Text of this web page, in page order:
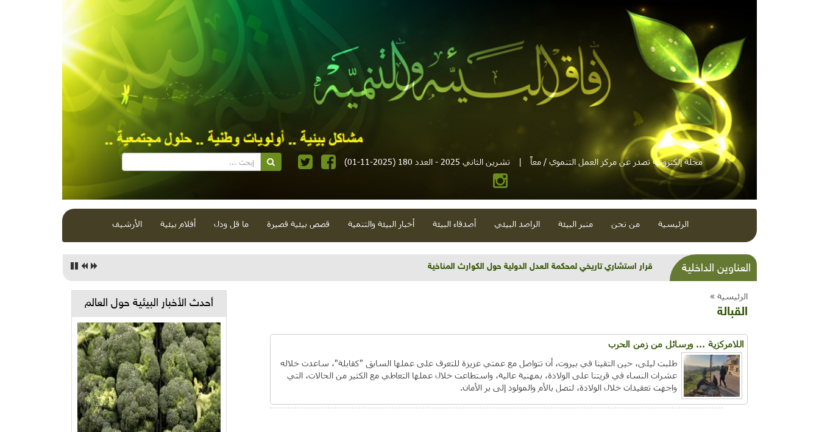
مجلة إلكترونية تصدر عن مركز العمل التنموي / معاً | تشرين الثاني 2025 - العدد 180 (2025-11-01)
الرئيسية من نحن منبر البيئة الراصد البيئي أصدقاء البيئة أخبار البيئة والتنمية قصص بيئية قصيرة ما قل ودل أفلام بيئية الأرشيف
العناوين الداخلية شذرات بيئية وتنموية...بنية تحتية وحلويات قبيحة وحاكورة ونوبل وزيتون و"سيباط"
الرئيسية »
القبالة
اللامركزية ... ورسائل من زمن الحرب
طلبت ليلى، حين التقينا في بيروت، أن تتواصل مع عمتي عزيزة للتعرف على عملها السابق "كقابلة"، ساعدت خلاله
عشرات النساء في قريتنا على الولادة، بمهنية عالية، واستطاعت خلال عملها التعاطي مع الكثير من الحالات، التي
واجهت تعقيدات خلال الولادة، لتصل بالأم والمولود إلى بر الأمان.
أحدث الأخبار البيئية حول العالم